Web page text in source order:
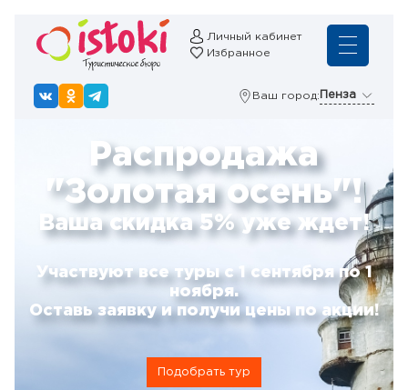
Личный кабинет
Избранное
Ваш город: Пенза
Распродажа
"Золотая осень"!
Ваша скидка 5% уже ждет!
Участвуют все туры с 1 сентября по 1
ноября.
Оставь заявку и получи цены по акции!
Подобрать тур